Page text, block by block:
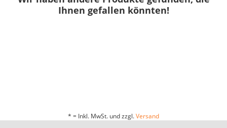
Ihnen gefallen könnten!
* = Inkl. MwSt. und zzgl.Versand